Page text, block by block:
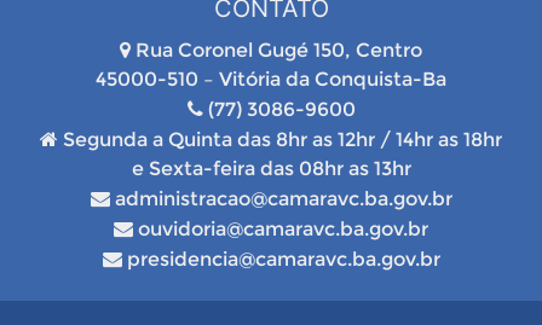
CONTATO
Rua Coronel Gugé 150, Centro
45000-510 – Vitória da Conquista-Ba
(77) 3086-9600
Segunda a Quinta das 8hr as 12hr / 14hr as 18hr
e Sexta-feira das 08hr as 13hr
administracao@camaravc.ba.gov.br
ouvidoria@camaravc.ba.gov.br
presidencia@camaravc.ba.gov.br